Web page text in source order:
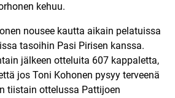
kehuu.
nousee kautta aikain pelatuissa
tasoihin Pasi Pirisen kanssa.
jälkeen otteluita 607 kappaletta,
jos Toni Kohonen pysyy terveenä
tiistain ottelussa Pattijoen